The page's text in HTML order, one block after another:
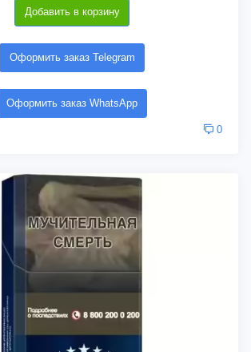
Добавить в корзину
Оформить заказ Telegram
Оформить заказ WhatsApp
0